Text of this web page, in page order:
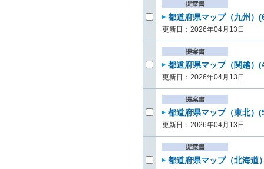
都道府県マップ（九州）
更新日：2026年04月13日
都道府県マップ（関越）
更新日：2026年04月13日
都道府県マップ（東北）
更新日：2026年04月13日
都道府県マップ（北海道